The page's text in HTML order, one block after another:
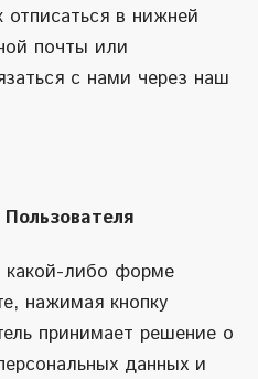
отписаться в нижней
почты или
с нами через наш
либо форме
нажимая кнопку
принимает решение о
данных и